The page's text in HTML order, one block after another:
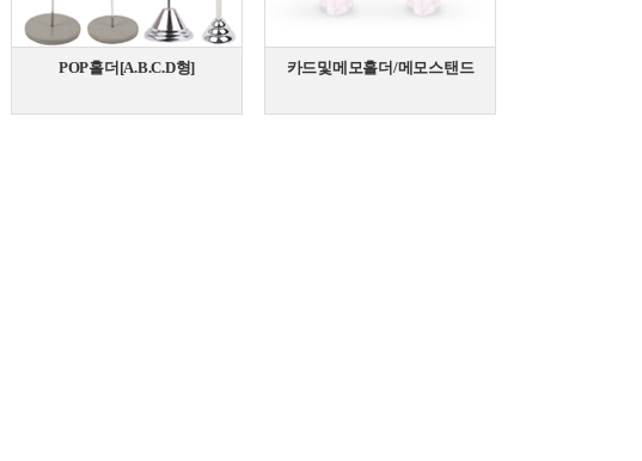
POP홀더[A.B.C.D형] 카드및메모홀더/메모스탠드